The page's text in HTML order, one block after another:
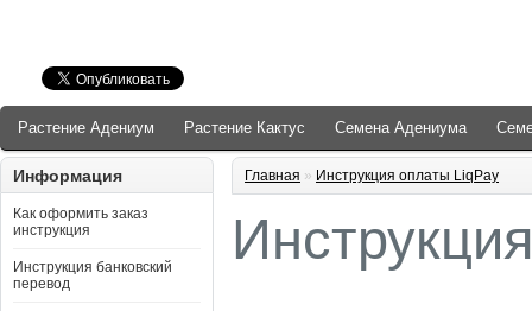
Растение Адениум Растение Кактус Семена Адениума
Информация
Как оформить заказ
инструкция
Инструкция банковский
перевод
Главная » Инструкция оплаты LiqPay